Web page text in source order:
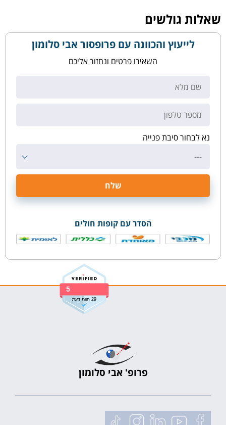
שאלות גולשים
לייעוץ והכוונה עם פרופסור אבי סלומון
השאירו פרטים ונחזור אליכם
נא לבחור סיבת פנייה
---
הסדר עם קופות חולים
5
29 חוות דעת
פרופ' אבי סלומון